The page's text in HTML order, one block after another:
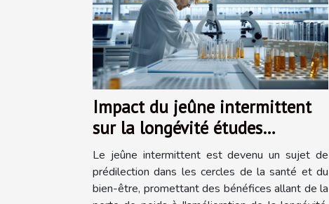
Impact du jeûne intermittent
sur la longévité études
actuelles et recommandations
Le jeûne intermittent est devenu un sujet de
prédilection dans les cercles de la santé et du
bien-être, promettant des bénéfices allant de la